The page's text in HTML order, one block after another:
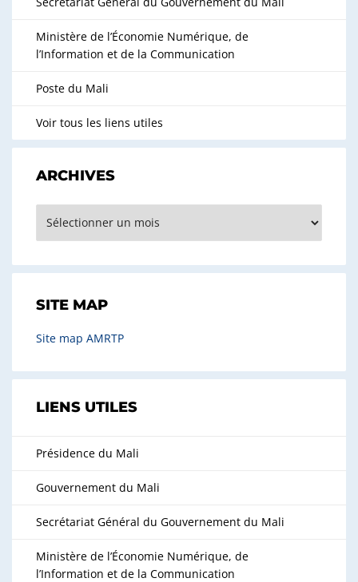
Ministère de l’Économie Numérique, de
l’Information et de la Communication
Poste du Mali
Voir tous les liens utiles
ARCHIVES
SITE MAP
Site map AMRTP
LIENS UTILES
Présidence du Mali
Gouvernement du Mali
Secrétariat Général du Gouvernement du Mali
Ministère de l’Économie Numérique, de
l’Information et de la Communication